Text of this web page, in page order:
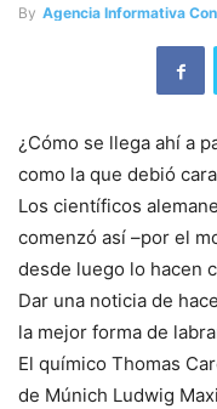
By Agencia Informativa
¿Cómo se llega ahí a
como la que debió
Los científicos
comenzó así –por el
desde luego lo hacen
Dar una noticia de
la mejor forma de
El químico Thomas
de Múnich Ludwig